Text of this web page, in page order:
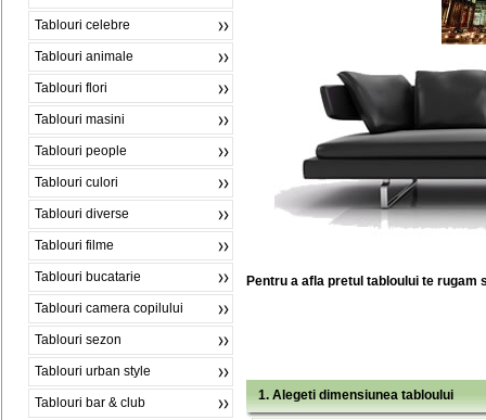
Tablouri celebre
Tablouri animale
Tablouri flori
Tablouri masini
Tablouri people
Tablouri culori
Tablouri diverse
Tablouri filme
Tablouri bucatarie
Tablouri camera copilului
Tablouri sezon
Tablouri urban style
Tablouri bar & club
Pentru a afla pretul tabloului te rugam
1. Alegeti dimensiunea tabloului